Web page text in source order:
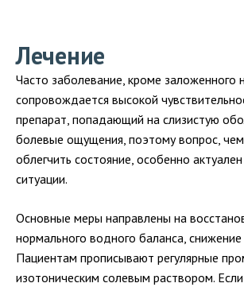
Лечение
Часто заболевание, кроме заложенного
сопровождается высокой
препарат, попадающий на слизистую
болевые ощущения, поэтому вопрос, чем
облегчить состояние, особенно
ситуации.
Основные меры направлены на
нормального водного баланса,
Пациентам прописывают регулярные
изотоническим солевым раствором.